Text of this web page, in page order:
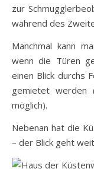
zur
während des
Manchmal kann
wenn die Türen
einen Blick durchs
gemietet werden
möglich).
Nebenan hat die
– der Blick geht